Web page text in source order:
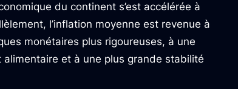
du continent s’est accélérée à
l’inflation moyenne est revenue à
monétaires plus rigoureuses, à une
alimentaire et à une plus grande stabilité